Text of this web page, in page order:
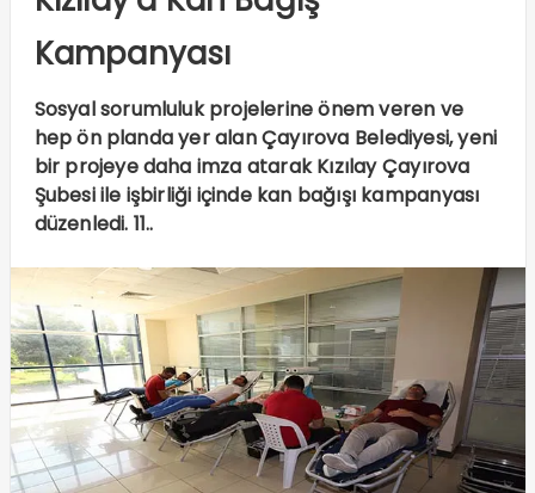
Kampanyası
Sosyal sorumluluk projelerine önem veren ve
hep ön planda yer alan Çayırova Belediyesi, yeni
bir projeye daha imza atarak Kızılay Çayırova
Şubesi ile işbirliği içinde kan bağışı kampanyası
düzenledi. 11..